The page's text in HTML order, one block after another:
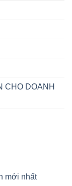
CHO DOANH
mới nhất